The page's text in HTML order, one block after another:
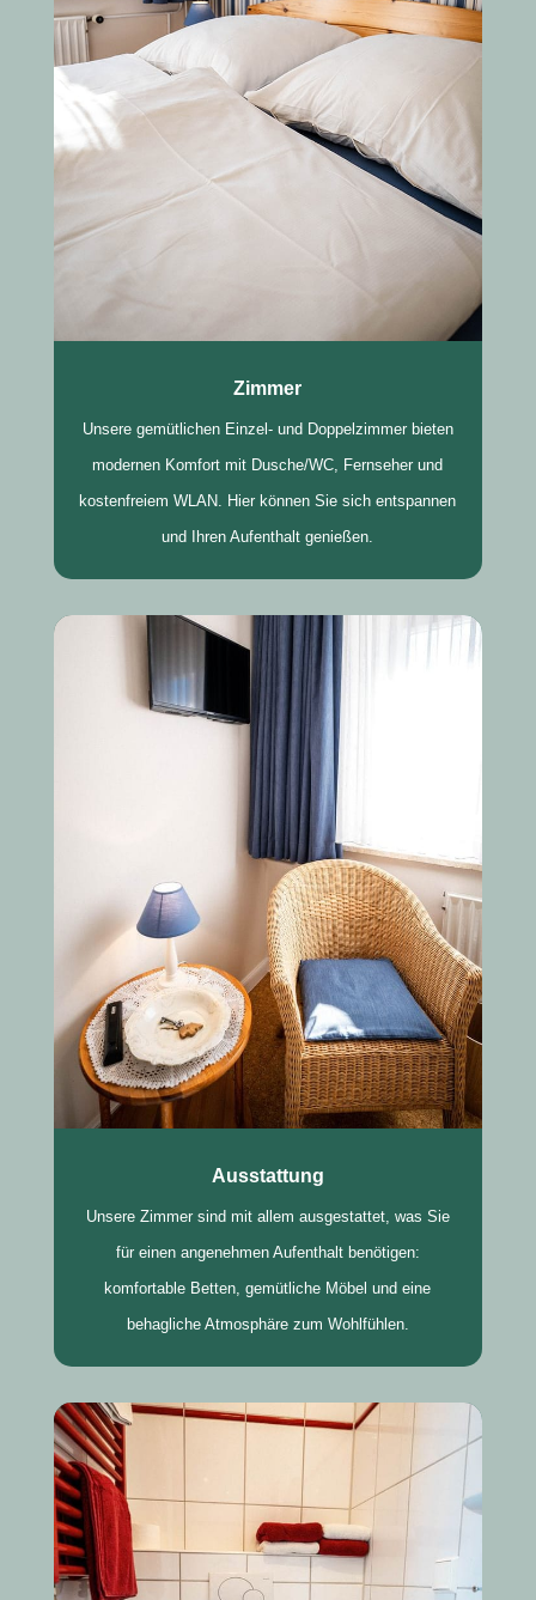
Zimmer
Unsere gemütlichen Einzel- und Doppelzimmer bieten
modernen Komfort mit Dusche/WC, Fernseher und
kostenfreiem WLAN. Hier können Sie sich entspannen
und Ihren Aufenthalt genießen.
Ausstattung
Unsere Zimmer sind mit allem ausgestattet, was Sie
für einen angenehmen Aufenthalt benötigen:
komfortable Betten, gemütliche Möbel und eine
behagliche Atmosphäre zum Wohlfühlen.